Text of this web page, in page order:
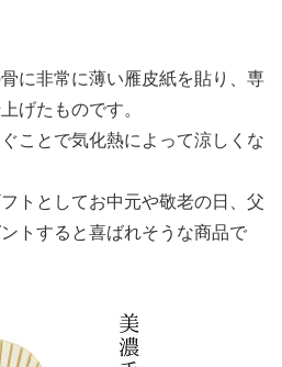
に非常に薄い雁皮紙を貼り、専
げたものです。
ことで気化熱によって涼しくな
トとしてお中元や敬老の日、父
トすると喜ばれそうな商品で